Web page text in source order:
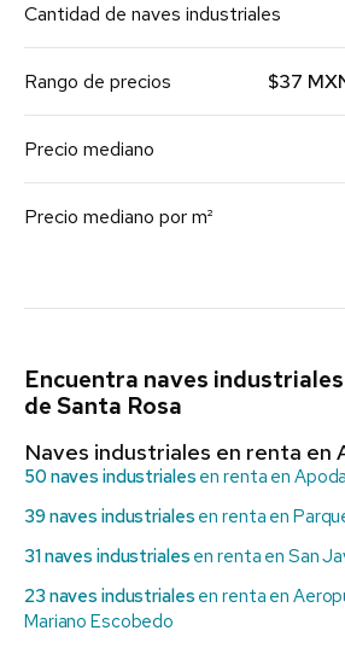
Cantidad de naves industriales
Rango de precios $37
Precio mediano
Precio mediano por m²
Encuentra naves
de Santa Rosa
Naves industriales en renta en
50 naves industriales en renta en
39 naves industriales en renta en
31 naves industriales en renta en San
23 naves industriales en renta en
Mariano Escobedo